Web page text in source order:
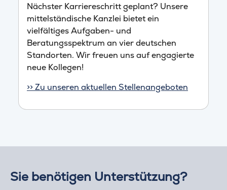
Nächster Karriereschritt geplant? Unsere
mittelständische Kanzlei bietet ein
vielfältiges Aufgaben- und
Beratungsspektrum an vier deutschen
Standorten. Wir freuen uns auf engagierte
neue Kollegen!
>> Zu unseren aktuellen Stellenangeboten
Sie benötigen Unterstützung?